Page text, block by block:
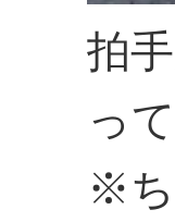
拍
っ
※ち